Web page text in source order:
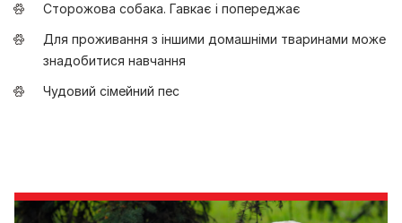
Сторожова собака. Гавкає і попереджає
Для проживання з іншими домашніми тваринами може
знадобитися навчання
Чудовий сімейний пес